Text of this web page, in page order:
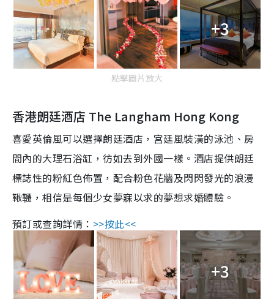
+3
點擊圖片放大
香港朗廷酒店 The Langham Hong Kong
喜愛英倫風可以選擇朗廷酒店，宮廷風裝潢的泳池、房
間內的大理石浴缸，彷如去到外國一樣。酒店提供朗廷
標誌性的粉紅色佈置，配合粉色花牆及閃閃發光的浪漫
鞦韆，相信是每個少女夢寐以求的夢想求婚體驗。
預訂或查詢詳情： >>按此<<
+3